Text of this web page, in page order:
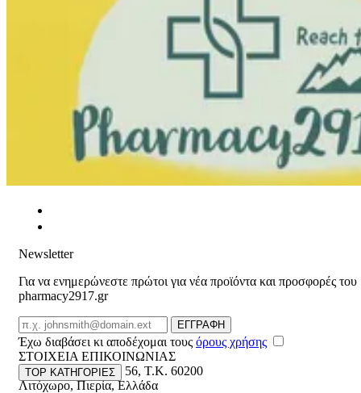
Newsletter
Για να ενημερώνεστε πρώτοι για νέα προϊόντα και προσφορές του
pharmacy2917.gr
Email
ΕΓΓΡΑΦΗ
Έχω διαβάσει κι αποδέχομαι τους όρους χρήσης
ΣΤΟΙΧΕΙΑ ΕΠΙΚΟΙΝΩΝΙΑΣ
Βασ. Κωνσταντίνου 56, T.K. 60200
Λιτόχωρο,Πιερία,Ελλάδα
TOP ΚΑΤΗΓΟΡΙΕΣ